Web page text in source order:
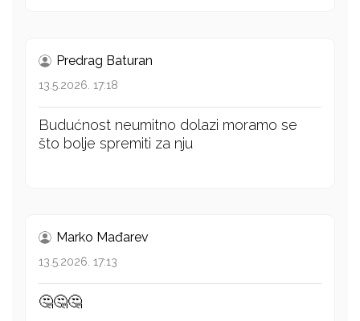
Predrag Baturan
13.5.2026. 17:18
Budućnost neumitno dolazi moramo se
što bolje spremiti za nju
Marko Mađarev
13.5.2026. 17:13
🤔🤔🤔